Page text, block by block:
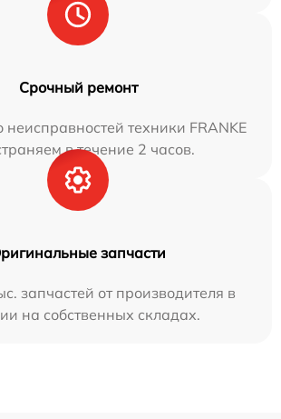
Срочный ремонт
техники FRANKE
в течение 2 часов.
запчасти
запчастей от производителя в
на собственных складах.